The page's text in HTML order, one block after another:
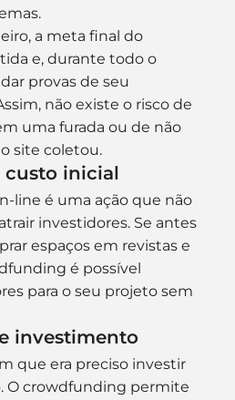
a meta final do
e, durante todo o
provas de seu
não existe o risco de
uma furada ou de não
site coletou.
inicial
line é uma ação que não
investidores. Se antes
espaços em revistas e
é possível
para o seu projeto sem
investimento
que era preciso investir
O crowdfunding permite